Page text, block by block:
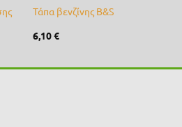
Τάπα βενζίνης B&S
6,10€